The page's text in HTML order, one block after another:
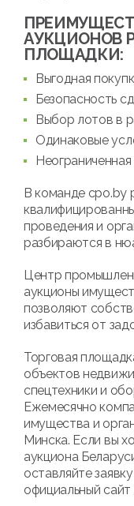
АУКЦИОНОВ
ПЛОЩАДКИ:
Выгодная
Безопасность
Выбор лотов в
Одинаковые
В команде cpo.by
проведения и
разбираются в
Центр
аукционы
позволяют
избавиться от
Торговая
объектов
спецтехники и
Ежемесячно
имущества и
Минска. Если вы
аукциона
оставляйте
официальный сайт